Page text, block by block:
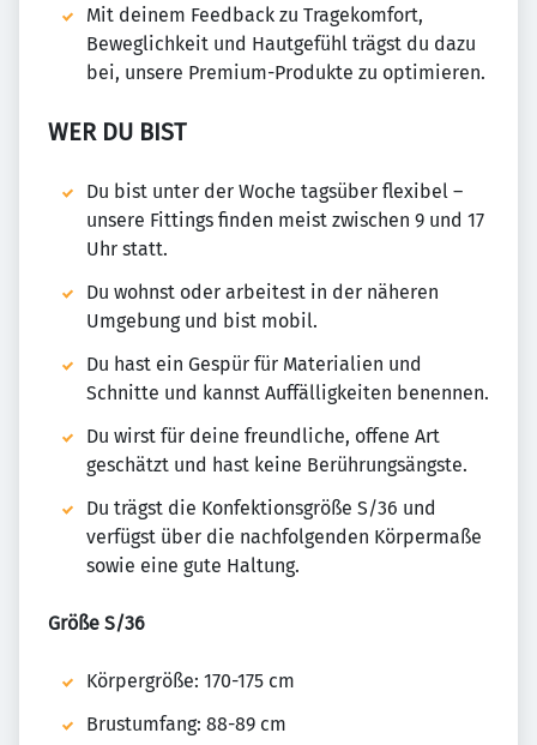
Mit deinem Feedback zu Tragekomfort,
Beweglichkeit und Hautgefühl trägst du dazu
bei, unsere Premium-Produkte zu optimieren.
WER DU BIST
Du bist unter der Woche tagsüber flexibel –
unsere Fittings finden meist zwischen 9 und 17
Uhr statt.
Du wohnst oder arbeitest in der näheren
Umgebung und bist mobil.
Du hast ein Gespür für Materialien und
Schnitte und kannst Auffälligkeiten benennen.
Du wirst für deine freundliche, offene Art
geschätzt und hast keine Berührungsängste.
Du trägst die Konfektionsgröße S/36 und
verfügst über die nachfolgenden Körpermaße
sowie eine gute Haltung.
Größe S/36
Körpergröße: 170-175 cm
Brustumfang: 88-89 cm